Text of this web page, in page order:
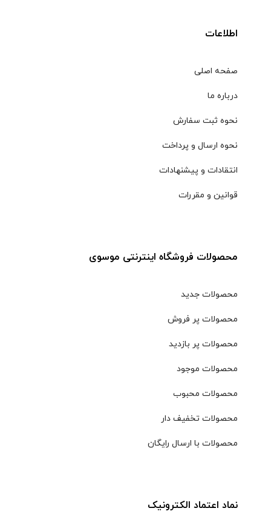
اطلاعات
صفحه اصلی
درباره ما
نحوه ثبت سفارش
نحوه ارسال و پرداخت
انتقادات و پیشنهادات
قوانین و مقررات
محصولات فروشگاه اینترنتی موسوی
محصولات جدید
محصولات پر فروش
محصولات پر بازدید
محصولات موجود
محصولات محبوب
محصولات تخفیف دار
محصولات با ارسال رایگان
نماد اعتماد الکترونیک